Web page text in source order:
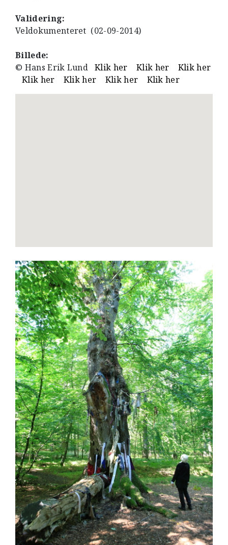
Validering:
Veldokumenteret (02-09-2014)
Billede:
© Hans Erik LundKlik her Klik her
Klik her
Klik her
Klik her Klik her Klik her